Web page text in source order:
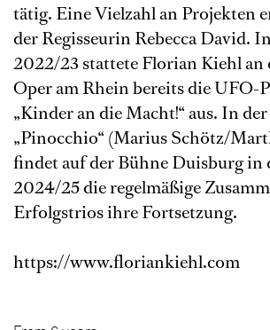
tätig. Eine Vielzahl an Projekten
der Regisseurin Rebecca David.
2022/23 stattete Florian Kiehl an
Oper am Rhein bereits die
„Kinder an die Macht!“ aus. In
„Pinocchio“ (Marius Schötz/
findet auf der Bühne Duisburg in
2024/25 die regelmäßige
Erfolgstrios ihre Fortsetzung.
https://www.floriankiehl.com